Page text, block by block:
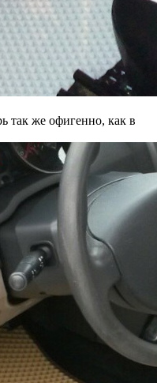
так же офигенно, как в